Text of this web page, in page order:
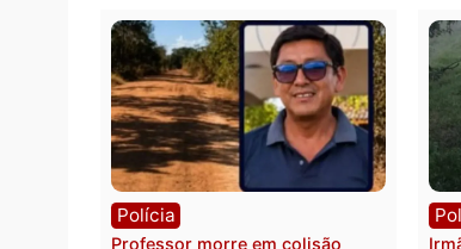
Polícia